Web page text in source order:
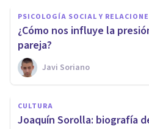
PSICOLOGÍA SOCIAL Y
¿Cómo nos influye la
pareja?
Javi Soriano
CULTURA
Joaquín Sorolla: biografía